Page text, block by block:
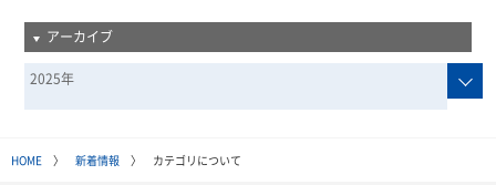
アーカイブ
2025年
HOME〉 新着情報〉 カテゴリについて